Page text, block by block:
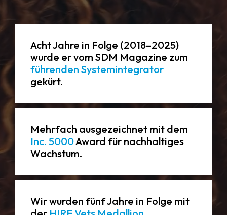
Acht Jahre in Folge (2018–2025)
wurde er vom SDM Magazine zum
führenden Systemintegrator
gekürt.
Mehrfach ausgezeichnet mit dem
Inc. 5000Award für nachhaltiges
Wachstum.
Wir wurden fünf Jahre in Folge mit